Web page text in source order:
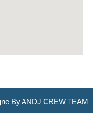
By ANDJ CREW TEAM